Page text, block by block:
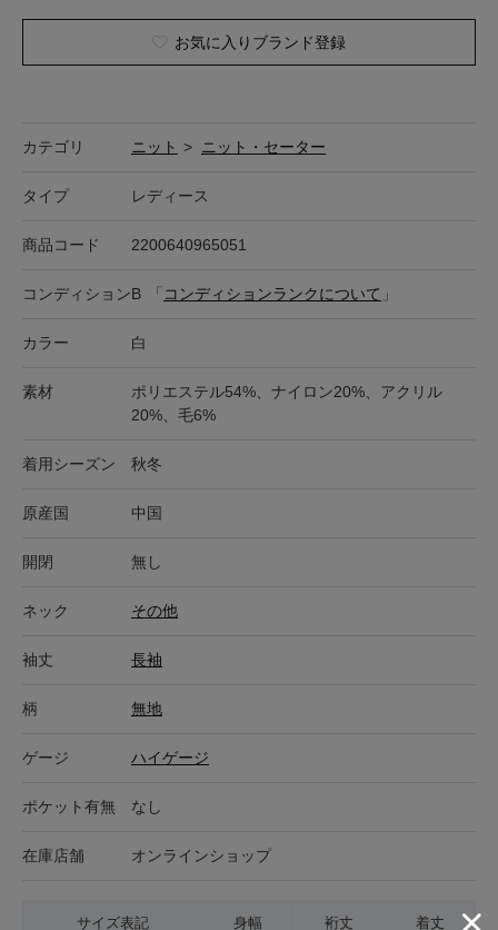
お気に入りブランド登録
カテゴリ ニット > ニット・セーター
タイプ レディース
商品コード 2200640965051
コンディションB 「 コンディションランクについて 」
カラー 白
素材
ポリエステル54%、ナイロン20%、アクリル
20%、毛6%
着用シーズン 秋冬
原産国 中国
開閉 無し
ネック その他
袖丈 長袖
柄 無地
ゲージ ハイゲージ
ポケット有無 なし
在庫店舗 オンラインショップ
サイズ表記 身幅 裄丈 着丈